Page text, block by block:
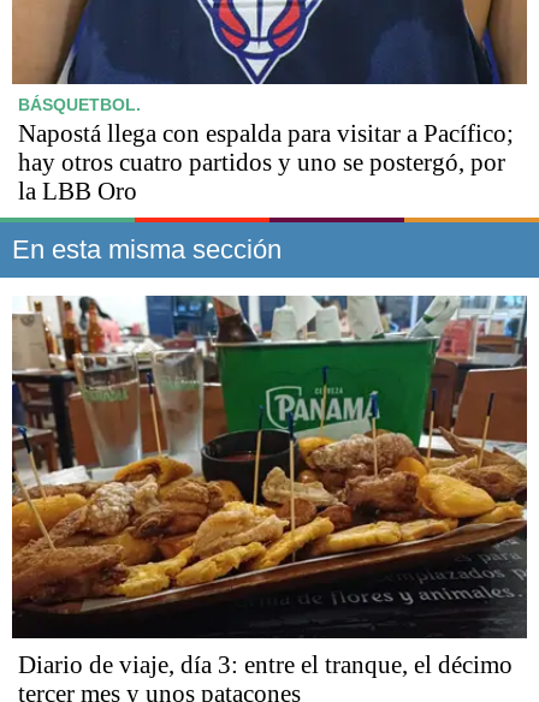
BÁSQUETBOL.
Napostá llega con espalda para visitar a Pacífico;
hay otros cuatro partidos y uno se postergó, por
la LBB Oro
En esta misma sección
Diario de viaje, día 3: entre el tranque, el décimo
tercer mes y unos patacones